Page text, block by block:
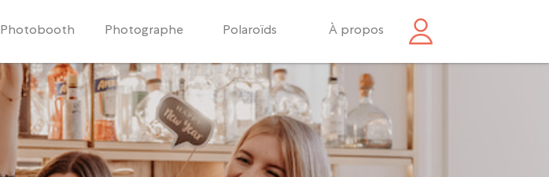
Photobooth Photographe Polaroïds À propos